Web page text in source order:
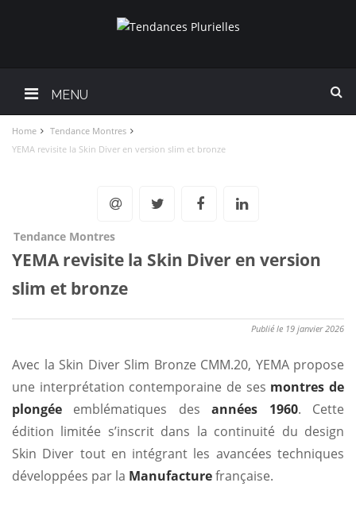
MENU
Home
Tendance Montres
YEMA revisite la Skin Diver en version slim et bronze
Tendance Montres
YEMA revisite la Skin Diver en version
slim et bronze
Publié le 19 janvier 2026
Avec la Skin Diver Slim Bronze CMM.20, YEMA propose
une interprétation contemporaine de ses montres de
plongée emblématiques desannées 1960. Cette
édition limitée s’inscrit dans la continuité du design
Skin Diver tout en intégrant les avancées techniques
développées par la Manufacturefrançaise.